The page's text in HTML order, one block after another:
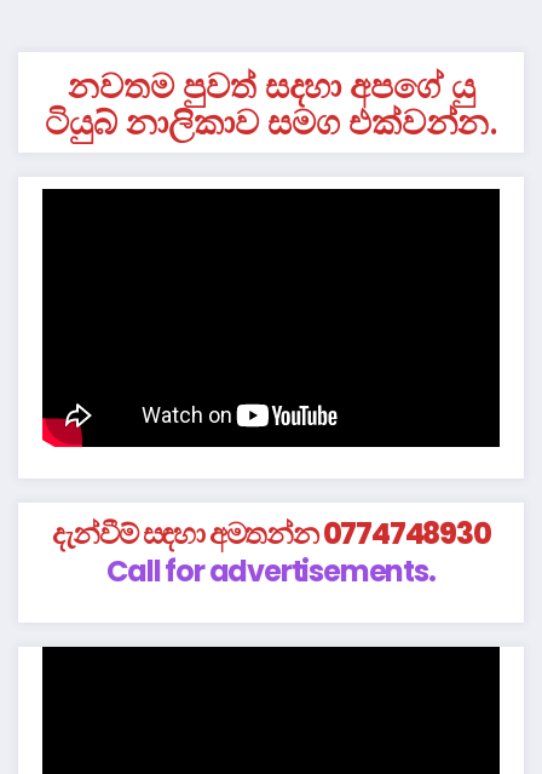
නවතම පුවත් සදහා අපගේ යු
ටියුබ් නාලිකාව සමග එක්වන්න.
දැන්වීම් සඳහා අමතන්න 0774748930
Call for advertisements.